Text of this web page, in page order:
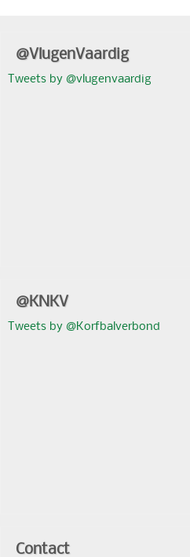
@VlugenVaardig
Tweets by @vlugenvaardig
@KNKV
Tweets by @Korfbalverbond
Contact